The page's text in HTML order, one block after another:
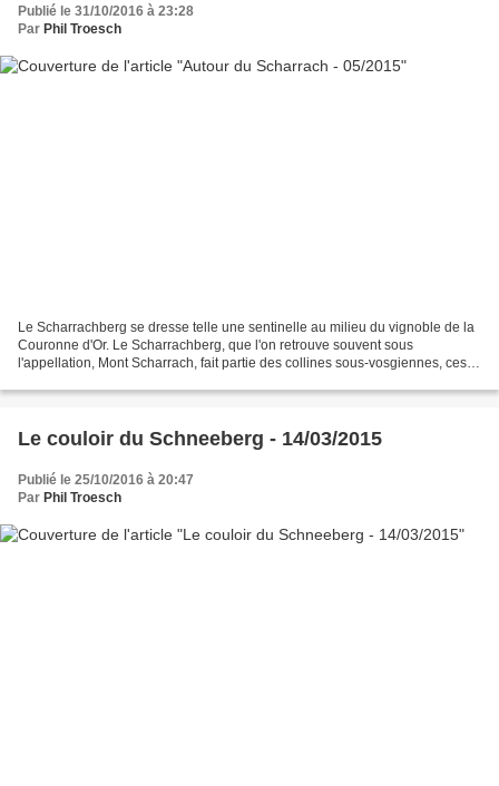
Publié le 31/10/2016 à 23:28
Par Phil Troesch
Le Scharrachberg se dresse telle une sentinelle au milieu du vignoble de la
Couronne d'Or. Le Scharrachberg, que l'on retrouve souvent sous
l'appellation, Mont Scharrach, fait partie des collines sous-vosgiennes, ces
Le couloir du Schneeberg - 14/03/2015
Publié le 25/10/2016 à 20:47
Par Phil Troesch